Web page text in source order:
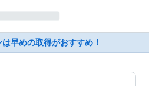
早めの取得がおすすめ！